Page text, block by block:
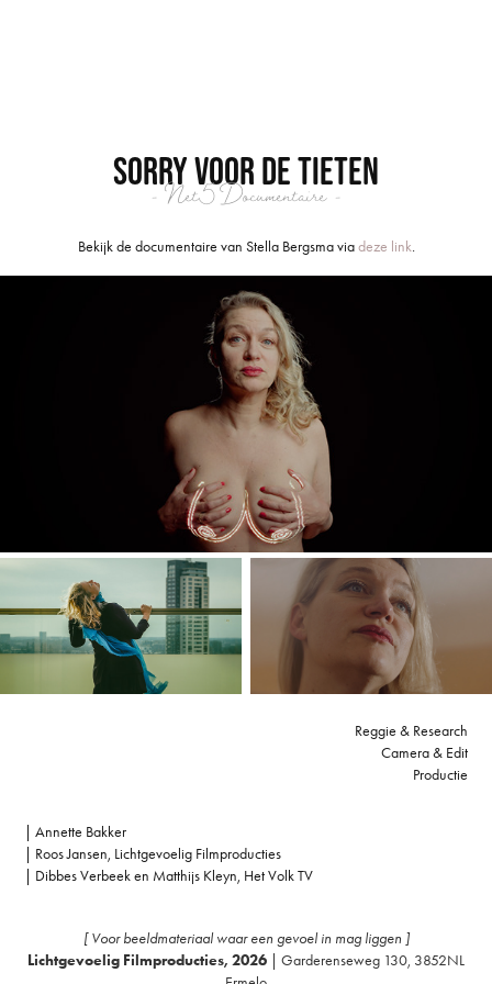
Sorry voor de Tieten
- Net5 Documentaire -
Bekijk de documentaire van Stella Bergsma viadeze link.
Reggie & Research
Camera & Edit
Productie
| Annette Bakker
| Roos Jansen, Lichtgevoelig Filmproducties
| Dibbes Verbeek en Matthijs Kleyn, Het Volk TV
[ Voor beeldmateriaal waar een gevoel in mag liggen ]
Lichtgevoelig Filmproducties, 2026
| Garderenseweg 130, 3852NL